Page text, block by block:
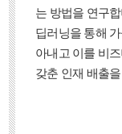
는 방법을 연구
딥러닝을 통해
아내고 이를 비
갖춘 인재 배출